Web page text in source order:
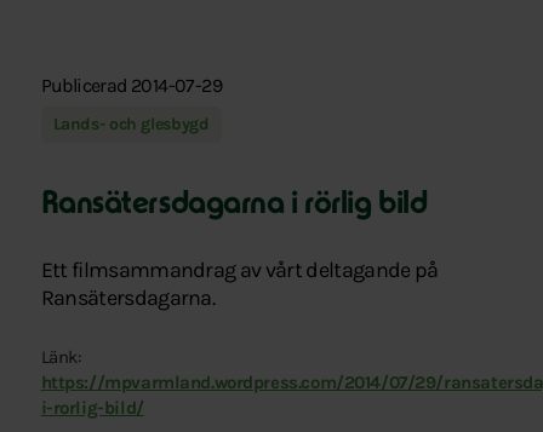
Publicerad 2014-07-29
Lands- och glesbygd
Ransätersdagarna i rörlig bild
Ett filmsammandrag av vårt deltagande på
Ransätersdagarna.
Länk:
https://mpvarmland.wordpress.com/2014/07/29/
i-rorlig-bild/